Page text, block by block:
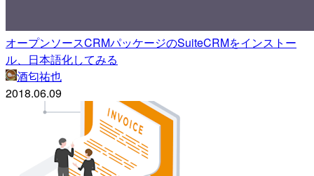
オープンソースCRMパッケージのSuiteCRMをインストー
ル、日本語化してみる
酒匂祐也
2018.06.09